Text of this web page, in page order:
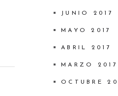
JUNIO 2017
MAYO 2017
ABRIL 2017
MARZO 2017
OCTUBRE